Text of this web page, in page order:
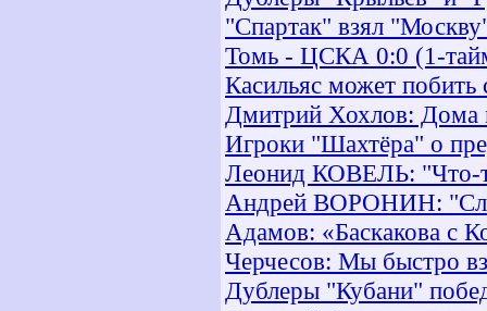
"Спартак" взял
Томь - ЦСКА 0:0 (1-
Касильяс может побить
Дмитрий Хохлов: Дома
Игроки "Шахтёра" о
Леонид КОВЕЛЬ: "Что-
Андрей ВОРОНИН:
Адамов: «Баскакова с
Черчесов: Мы быстро
Дублеры "Кубани"